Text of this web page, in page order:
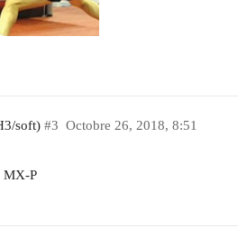
soft) Octobre 26, 2018, 8:51
#3
MX-P